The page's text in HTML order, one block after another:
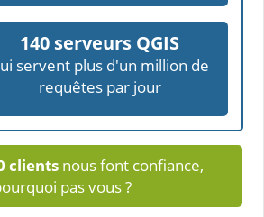
140 serveurs QGIS
servent plus d'un million de
requêtes par jour
clients nous font confiance,
pas vous ?